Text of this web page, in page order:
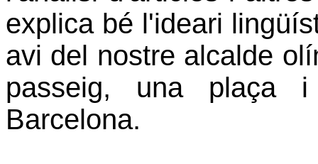
explica bé l'ideari
avi del nostre alcalde
passeig, una plaça
Barcelona.